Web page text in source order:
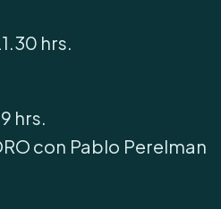
hrs.
hrs.
con Pablo Perelman